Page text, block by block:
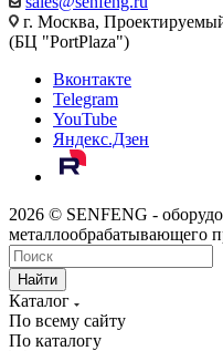
г. Москва,
(БЦ "PortPlaza")
Вконтакте
Telegram
YouTube
Яндекс.Дзен
2026 © SENFENG -
металлообрабатывающего
Найти
Каталог
По всему сайту
По каталогу